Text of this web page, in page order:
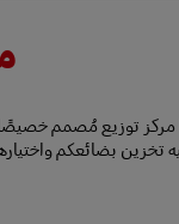
توزيع مُصمم خصيصًا
تخزين بضائعكم